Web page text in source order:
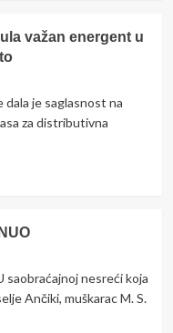
važan energent u
dala je saglasnost na
za distributivna
saobraćajnoj nesreći koja
Ančiki, muškarac M. S.